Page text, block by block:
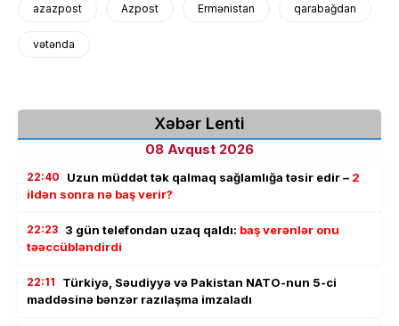
azazpost Azpost Ermənistan qarabağdan
vətənda
Xəbər Lenti
08 Avqust 2026
22:40 Uzun müddət tək qalmaq sağlamlığa təsir edir – 2
ildən sonra nə baş verir?
22:23 3 gün telefondan uzaq qaldı: baş verənlər onu
təəccübləndirdi
22:11
Türkiyə, Səudiyyə və Pakistan NATO-nun 5-ci
maddəsinə bənzər razılaşma imzaladı